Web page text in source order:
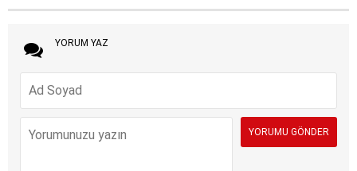
YORUM YAZ